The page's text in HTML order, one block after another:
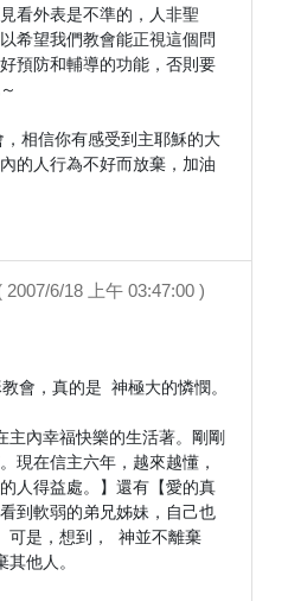
看外表是不準的，人非聖
希望我們教會能正視這個問
預防和輔導的功能，否則要
相信你有感受到主耶穌的大
的人行為不好而放棄，加油
6/18 上午 03:47:00 )
會，真的是 神極大的憐憫。
內幸福快樂的生活著。剛剛
現在信主六年，越來越懂，
人得益處。】還有【愛的真
到軟弱的弟兄姊妹，自己也
可是，想到， 神並不離棄
他人。